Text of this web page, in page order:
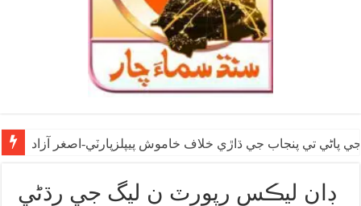
پاڻي تي پنجاب جي ڌاڙي خلاف خاموش پيپلزپارٽي-اصغر آزاد
ڊان ليڪس رپورٽ ن ليگ جي رڌڻي